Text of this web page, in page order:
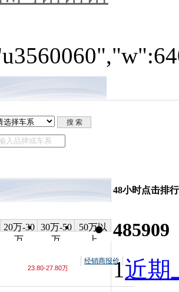
20万-30
万
30万-50
万
50万以
上
23.80-27.80万
经销商报价
48小时点击排行
485909
1近期